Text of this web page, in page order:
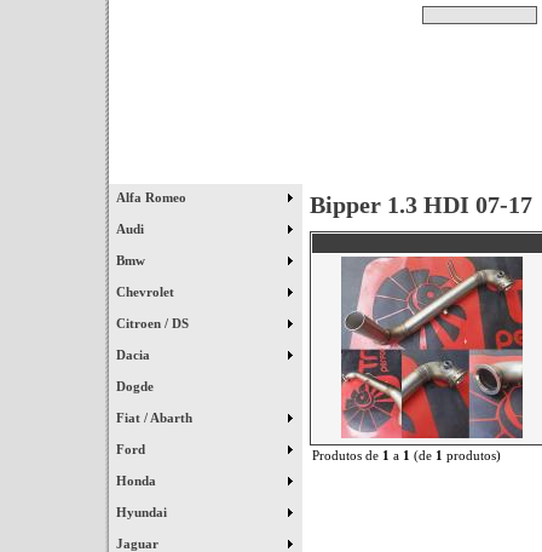
Alfa Romeo
Audi
Bmw
Chevrolet
Citroen / DS
Dacia
Dogde
Fiat / Abarth
Ford
Honda
Hyundai
Jaguar
Bipper 1.3 HDI 07-17
Produtos de 1 a 1 (de 1 produtos)